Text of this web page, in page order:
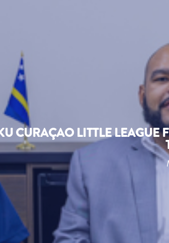
CURAÇAO LITTLE